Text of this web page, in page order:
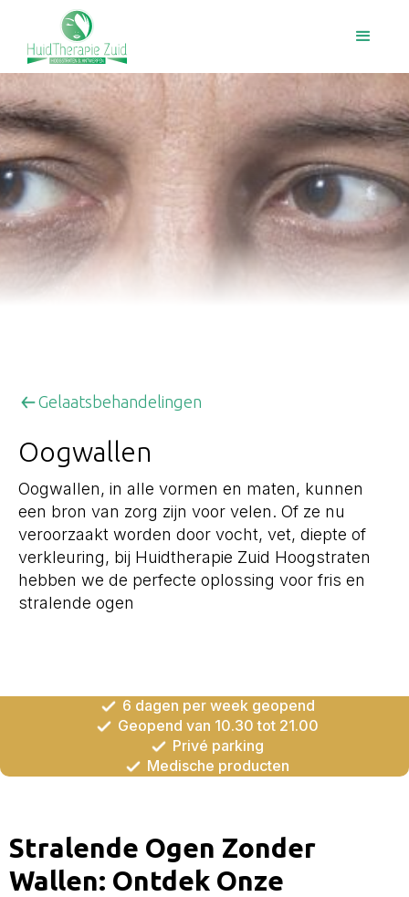
Gelaatsbehandelingen
Oogwallen
Oogwallen, in alle vormen en maten, kunnen
een bron van zorg zijn voor velen. Of ze nu
veroorzaakt worden door vocht, vet, diepte of
verkleuring, bij Huidtherapie Zuid Hoogstraten
hebben we de perfecte oplossing voor fris en
stralende ogen
6 dagen per week geopend
Geopend van 10.30 tot 21.00
Privé parking
Medische producten
Stralende Ogen Zonder
Wallen: Ontdek Onze